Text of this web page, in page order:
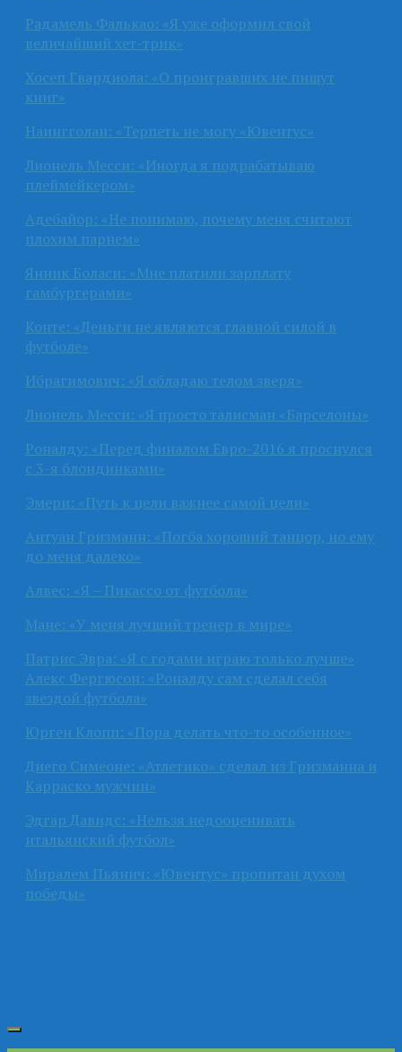
Радамель Фалькао: «Я уже оформил свой
величайший хет-трик»
Хосеп Гвардиола: «О проигравших не пишут
книг»
Наингголан: «Терпеть не могу «Ювентус»
Лионель Месси: «Иногда я подрабатываю
плеймейкером»
Адебайор: «Не понимаю, почему меня считают
плохим парнем»
Янник Боласи: «Мне платили зарплату
гамбургерами»
Конте: «Деньги не являются главной силой в
футболе»
Ибрагимович: «Я обладаю телом зверя»
Лионель Месси: «Я просто талисман «Барселоны»
Роналду: «Перед финалом Евро-2016 я проснулся
с 3-я блондинками»
Эмери: «Путь к цели важнее самой цели»
Антуан Гризманн: «Погба хороший танцор, но ему
до меня далеко»
Алвес: «Я – Пикассо от футбола»
Мане: «У меня лучший тренер в мире»
Патрис Эвра: «Я с годами играю только лучше»
Алекс Фергюсон: «Роналду сам сделал себя
звездой футбола»
Юрген Клопп: «Пора делать что-то особенное»
Диего Симеоне: «Атлетико» сделал из Гризманна и
Карраско мужчин»
Эдгар Давидс: «Нельзя недооценивать
итальянский футбол»
Миралем Пьянич: «Ювентус» пропитан духом
победы»